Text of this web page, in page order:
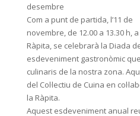
desembre
Com a punt de partida, l’11 de
novembre, de 12.00 a 13.30 h,
Ràpita, se celebrarà la Diada
esdeveniment gastronòmic
culinaris de la nostra zona.
del Col·lectiu de Cuina en
la Ràpita.
Aquest esdeveniment anual